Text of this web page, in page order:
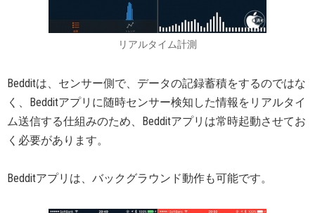
リアルタイム計測
Bedditは、センサー側で、データの記録蓄積をするのではな
く、Bedditアプリに随時センサー検知した情報をリアルタイ
ム送信する仕組みのため、Bedditアプリは常時起動させてお
く必要があります。
Bedditアプリは、バックグラウンド動作も可能です。